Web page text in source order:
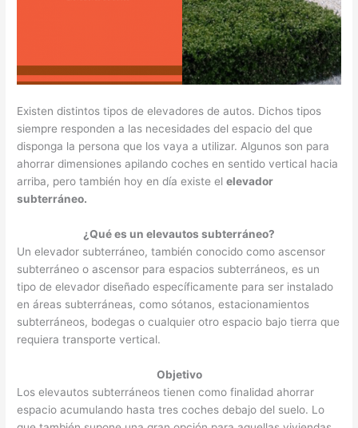
Existen distintos tipos de elevadores de autos. Dichos tipos
siempre responden a las necesidades del espacio del que
disponga la persona que los vaya a utilizar. Algunos son para
ahorrar dimensiones apilando coches en sentido vertical hacia
arriba, pero también hoy en día existe elelevador
subterráneo.
¿Qué es un elevautos subterráneo?
Un elevador subterráneo, también conocido como ascensor
subterráneo o ascensor para espacios subterráneos, es un
tipo de elevador diseñado específicamente para ser instalado
en áreas subterráneas, como sótanos, estacionamientos
subterráneos, bodegas o cualquier otro espacio bajo tierra que
requiera transporte vertical.
Objetivo
Los elevautos subterráneos tienen como finalidad ahorrar
espacio acumulando hasta tres coches debajo del suelo. Lo